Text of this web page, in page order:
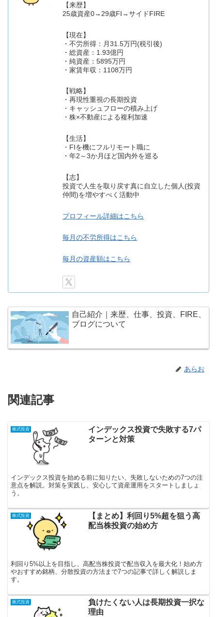
【来歴】
25歳資産0→29歳FI→サイドFIRE
【現在】
・不労所得：月31.5万円(税引後)
・総資産：1.93億円
・純資産：5895万円
・家賃年収：1108万円
【戦略】
・再現性重視の長期投資
・キャッシュフローの積み上げ
・株×不動産による複利加速
【生活】
・FIを機にフルリモート職に
・年2～3か月ほど国内外を巡る
【志】
投資で人生を取り戻す真に自立した個人(投資
仲間)を増やすべく活動中
プロフィール詳細はこちら
毎月の不労所得はこちら
毎月の資産額はこちら
自己紹介｜来歴、仕事、投資、FIRE、
ブログについて
あらお
関連記事
株式投資
インデックス投資で失敗する7パ
ターンと対策
インデックス投資を始める前に知りたい、失敗しないための7つの注
意点を解説。対策を実践し、安心して資産運用をスタートしましょ
う。
株式投資
【まとめ】利回り5%超を狙う高
配当株投資の始め方
利回り5%以上を目指し、高配当株投資で配当収入を最大化！始め方
やおすすめ銘柄、分散投資の方法まで7つの記事で詳しく解説しま
す。
株式投資
負けたくない人は長期投資一択な
理由